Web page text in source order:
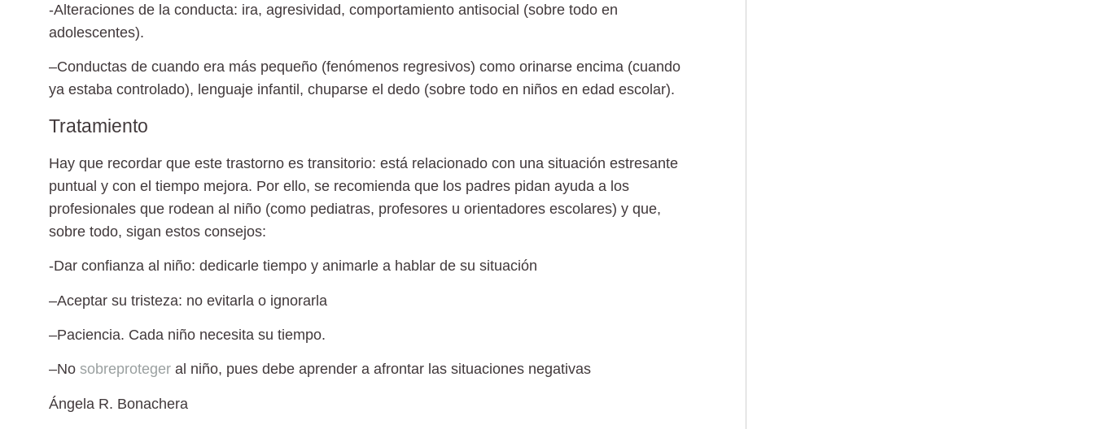
-Alteraciones de la conducta: ira, agresividad, comportamiento antisocial (sobre todo en
adolescentes).
–Conductas de cuando era más pequeño (fenómenos regresivos) como orinarse encima (cuando
ya estaba controlado), lenguaje infantil, chuparse el dedo (sobre todo en niños en edad escolar).
Tratamiento
Hay que recordar que este trastorno es transitorio: está relacionado con una situación estresante
puntual y con el tiempo mejora. Por ello, se recomienda que los padres pidan ayuda a los
profesionales que rodean al niño (como pediatras, profesores u orientadores escolares) y que,
sobre todo, sigan estos consejos:
-Dar confianza al niño: dedicarle tiempo y animarle a hablar de su situación
–Aceptar su tristeza: no evitarla o ignorarla
–Paciencia. Cada niño necesita su tiempo.
–No sobreproteger al niño, pues debe aprender a afrontar las situaciones negativas
Ángela R. Bonachera